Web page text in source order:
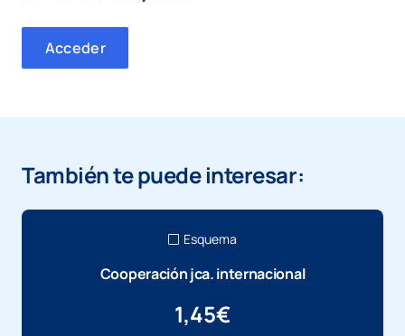
Acceder
También te puede interesar:
Esquema
Cooperación jca. internacional
1,45€